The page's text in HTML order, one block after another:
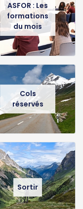
ASFOR : Les
formations
du mois
Cols
réservés
Sortir